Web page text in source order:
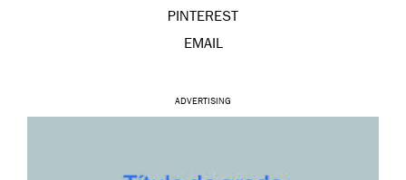
PINTEREST
EMAIL
ADVERTISING